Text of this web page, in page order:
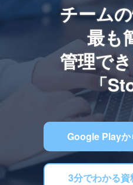
チーム
最も
管理で
「
Google Playか
3分でわかる